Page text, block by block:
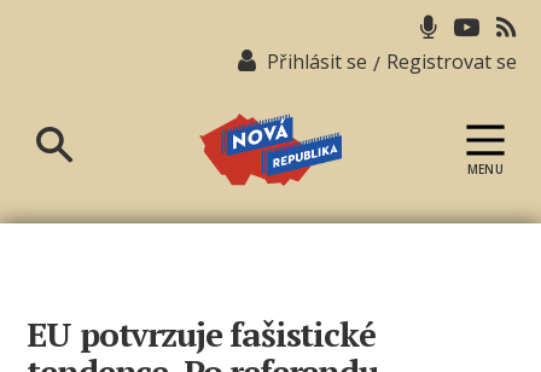
Přihlásit se / Registrovat se
republika
MENU
EU potvrzuje fašistické